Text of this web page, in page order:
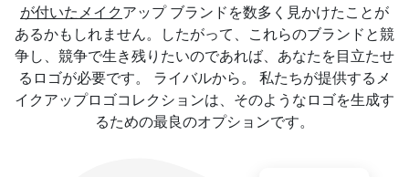
が付いたメイク アップ ブランドを数多く見かけたことが
あるかもしれません。したがって、これらのブランドと競
争し、競争で生き残りたいのであれば、あなたを目立たせ
るロゴが必要です。 ライバルから。 私たちが提供するメ
イクアップロゴコレクションは、そのようなロゴを生成す
るための最良のオプションです。